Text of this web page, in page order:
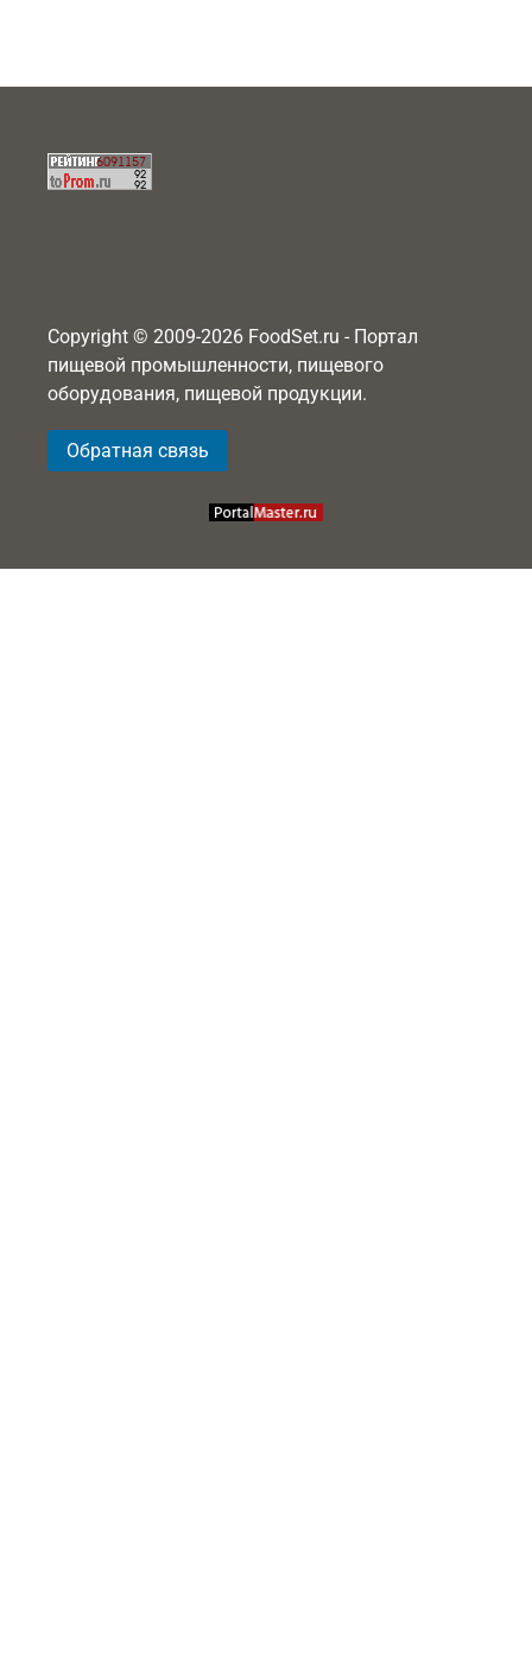
Copyright © 2009-2026 FoodSet.ru - Портал
пищевой промышленности, пищевого
оборудования, пищевой продукции.
Обратная связь